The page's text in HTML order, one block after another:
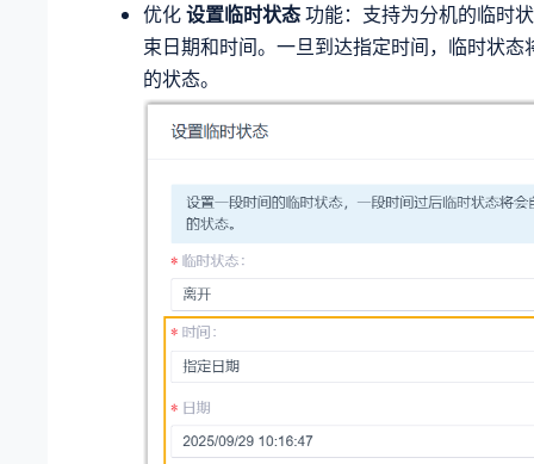
优化设置临时状态功能：支持为分机的临时
束日期和时间。一旦到达指定时间，临时状态
的状态。